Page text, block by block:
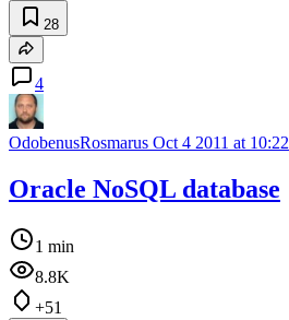
28
4
OdobenusRosmarus Oct 4 2011 at 10:22
Oracle NoSQL database
1 min
8.8K
+51